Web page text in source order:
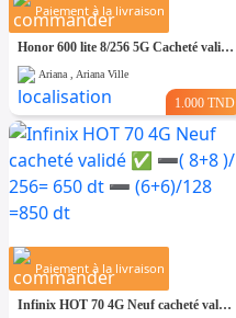
Paiement à la livraison
Honor 600 lite 8/256 5G Cacheté validé✔️
Ariana , Ariana Ville
1.000 TND
Paiement à la livraison
Infinix HOT 70 4G Neuf cacheté validé ✅ ➖( 8+8 )/ 256= 650 dt ➖ (6+6)/128 =850 dt